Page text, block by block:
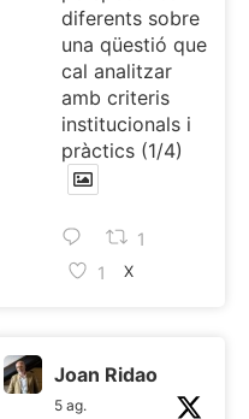
diferents sobre
una qüestió que
cal analitzar
amb criteris
institucionals i
pràctics (1/4)
1
1
X
Joan Ridao
5 ag.